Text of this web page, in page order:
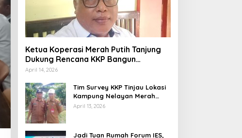
Ketua Koperasi Merah Putih Tanjung
Dukung Rencana KKP Bangun
Kampung Nelayan di Eks TPI
April 14, 2026
Tim Survey KKP Tinjau Lokasi
Kampung Nelayan Merah
Putih di Kelurahan Kolo
April 13, 2026
Jadi Tuan Rumah Forum IES,